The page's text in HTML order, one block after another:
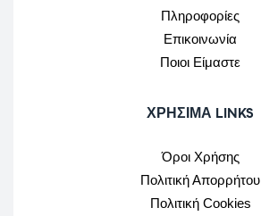
Πληροφορίες
Επικοινωνία
Ποιοι Είμαστε
ΧΡΉΣΙΜΑ LINKS
Όροι Χρήσης
Πολιτική Απορρήτου
Πολιτική Cookies